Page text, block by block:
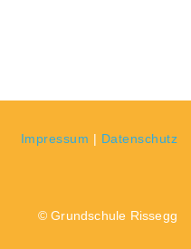
Impressum | Datenschutz
© Grundschule Rissegg